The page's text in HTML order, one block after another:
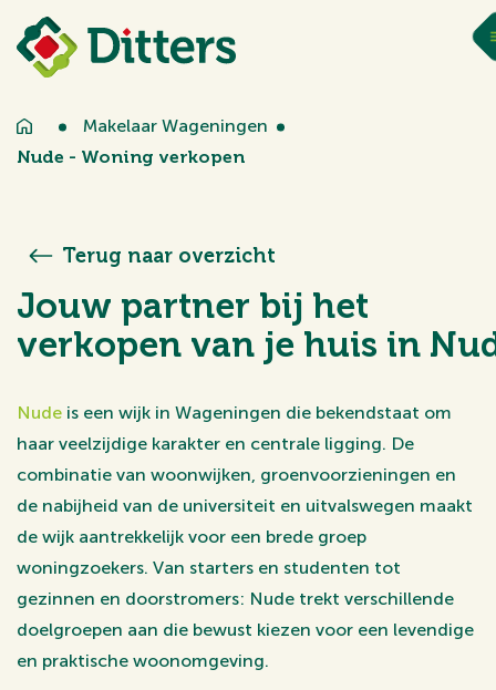
Makelaar Wageningen
Nude - Woning verkopen
Jouw partner bij het
verkopen van je huis in
Nude is een wijk in Wageningen die bekendstaat om
haar veelzijdige karakter en centrale ligging. De
combinatie van woonwijken, groenvoorzieningen en
de nabijheid van de universiteit en uitvalswegen maakt
de wijk aantrekkelijk voor een brede groep
woningzoekers. Van starters en studenten tot
gezinnen en doorstromers: Nude trekt verschillende
doelgroepen aan die bewust kiezen voor een levendige
en praktische woonomgeving.
Terug naar overzicht